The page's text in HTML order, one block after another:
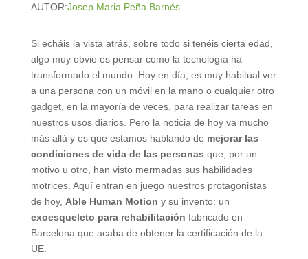
AUTOR:Josep Maria Peña Barnés
Si echáis la vista atrás, sobre todo si tenéis cierta edad,
algo muy obvio es pensar como la tecnología ha
transformado el mundo. Hoy en día, es muy habitual ver
a una persona con un móvil en la mano o cualquier otro
gadget, en la mayoría de veces, para realizar tareas en
nuestros usos diarios. Pero la noticia de hoy va mucho
más allá y es que estamos hablando de mejorar las
condiciones de vida de las personas que, por un
motivo u otro, han visto mermadas sus habilidades
motrices. Aquí entran en juego nuestros protagonistas
de hoy, Able Human Motion y su invento: un
exoesqueleto para rehabilitación fabricado en
Barcelona que acaba de obtener la certificación de la
UE.